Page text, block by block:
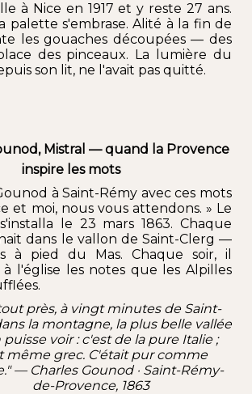
à Nice en 1917 et y reste 27 ans.
palette s'embrase. Alité à la fin de
les gouaches découpées — des
des pinceaux. La lumière du
son lit, ne l'avait pas quitté.
Mistral — quand la Provence
inspire les mots
à Saint-Rémy avec ces mots
et moi, nous vous attendons. » Le
le 23 mars 1863. Chaque
dans le vallon de Saint-Clerg —
à pied du Mas. Chaque soir, il
l'église les notes que les Alpilles
près, à vingt minutes de Saint-
la montagne, la plus belle vallée
voir : c'est de la pure Italie ;
même grec. C'était pur comme
— Charles Gounod · Saint-Rémy-
de-Provence, 1863